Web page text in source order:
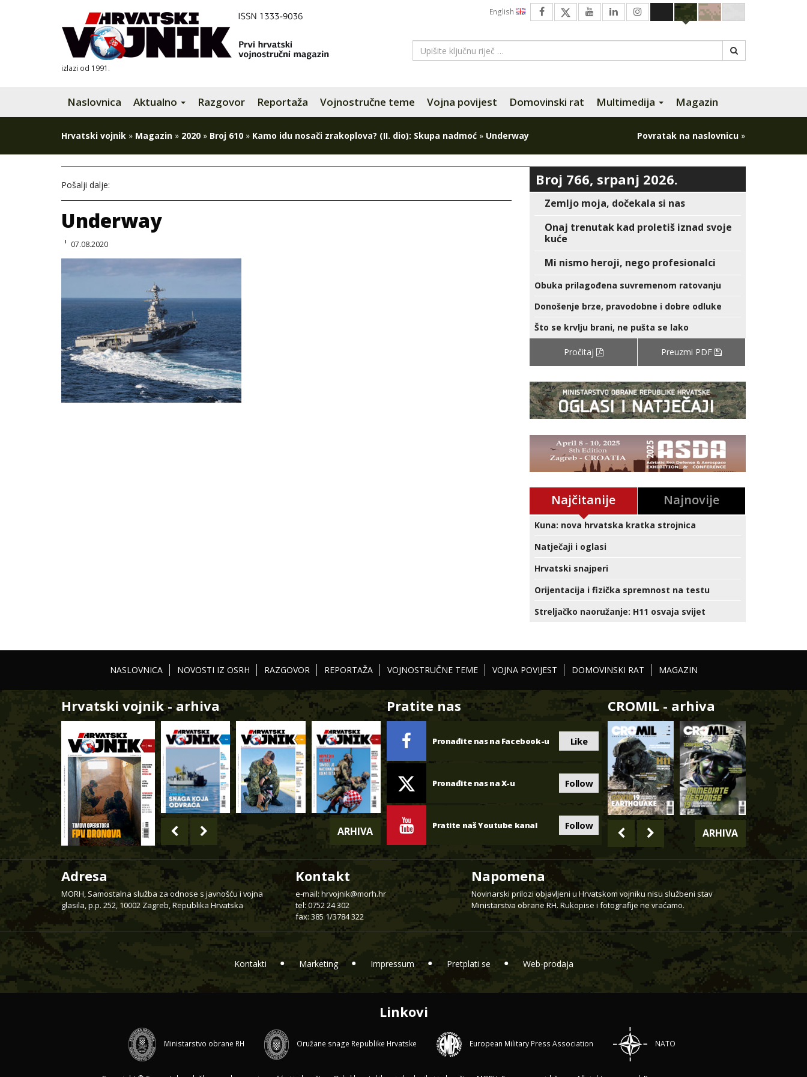
izlazi od 1991.
English
Naslovnica Aktualno Razgovor Reportaža Vojnostručne teme Vojna povijest Domovinski rat Multimedija Magazin
Hrvatski vojnik » Magazin » 2020 » Broj 610 » Kamo idu nosači zrakoplova? (II. dio): Skupa nadmoć » Underway Povratak na naslovnicu »
Pošalji dalje:
Underway
07.08.2020
Broj 766, srpanj 2026.
Zemljo moja, dočekala si nas
Onaj trenutak kad proletiš iznad svoje
kuće
Mi nismo heroji, nego profesionalci
Obuka prilagođena suvremenom ratovanju
Donošenje brze, pravodobne i dobre odluke
Što se krvlju brani, ne pušta se lako
Pročitaj Preuzmi PDF
Najčitanije Najnovije
Kuna: nova hrvatska kratka strojnica
Natječaji i oglasi
Hrvatski snajperi
Orijentacija i fizička spremnost na testu
Streljačko naoružanje: H11 osvaja svijet
NASLOVNICA NOVOSTI IZ OSRH RAZGOVOR REPORTAŽA VOJNOSTRUČNE TEME VOJNA POVIJEST DOMOVINSKI RAT MAGAZIN
Hrvatski vojnik - arhiva
ARHIVA
Pratite nas
Pronađite nas na Facebook-u Like
Pronađite nas na X-u Follow
Pratite naš Youtube kanal Follow
CROMIL - arhiva
ARHIVA
Adresa
MORH, Samostalna služba za odnose s javnošću i vojna
glasila, p.p. 252, 10002 Zagreb, Republika Hrvatska
Kontakt
e-mail: hrvojnik@morh.hr
tel: 0752 24 302
fax: 385 1/3784 322
Napomena
Novinarski prilozi objavljeni u Hrvatskom vojniku nisu službeni stav
Ministarstva obrane RH. Rukopise i fotografije ne vraćamo.
Kontakti Marketing Impressum Pretplati se Web-prodaja
Linkovi
Ministarstvo obrane RH Oružane snage Republike Hrvatske European Military Press Association NATO